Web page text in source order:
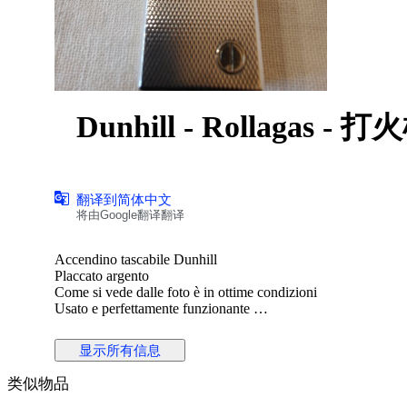
Dunhill - Rollagas - 打
翻译到简体中文
将由Google翻译翻译
Accendino tascabile Dunhill
Placcato argento
Come si vede dalle foto è in ottime condizioni
Usato e perfettamente funzionante
Ideale per essere collezionato.
显示所有信息
类似物品